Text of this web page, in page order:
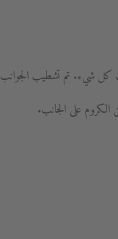
كل شيء. تم تشطيب الجوانب
على الجانب.